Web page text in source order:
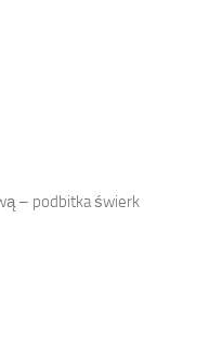
– podbitka świerk